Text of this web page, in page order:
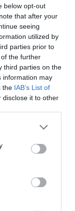
below opt-out
that after your
seeing
utilized by
parties prior to
the further
third parties on the
information may
the IAB’s List of
disclose it to other